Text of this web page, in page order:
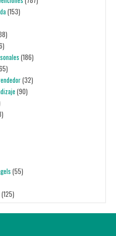
(153)
(186)
(32)
(90)
(55)
(125)